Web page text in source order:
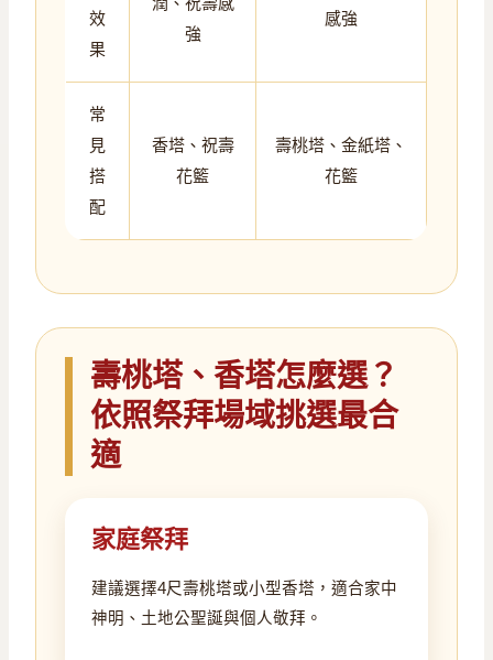
效
果
強
感強
常
見
搭
配
香塔、祝壽
花籃
壽桃塔、金紙塔、
花籃
壽桃塔、香塔怎麼選？
依照祭拜場域挑選最合
適
家庭祭拜
建議選擇4尺壽桃塔或小型香塔，適合家中
神明、土地公聖誕與個人敬拜。